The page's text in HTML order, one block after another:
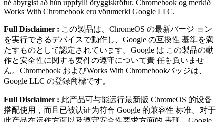
né ábyrgist að hún uppfylli öryggiskröfur. Chromebook og merkið
Works With Chromebook eru vörumerki Google LLC.
Full Disclaimer : この製品は、ChromeOS の最新バージ ョン
を実⾏できるデバイスで動作し、Google の互換性 基準を満
たすものとして認定されています。Google は この製品の動
作と安全性に関する要件の遵守について責 任を負いませ
ん。Chromebook およびWorks With Chromebookバッジは、
Google LLC の登録商標です。.
Full Disclaimer : 此产品可与能运⾏最新版 ChromeOS 的设备
搭配使⽤，⽽且已被认证为符合 Google 的兼容性 标准。对于